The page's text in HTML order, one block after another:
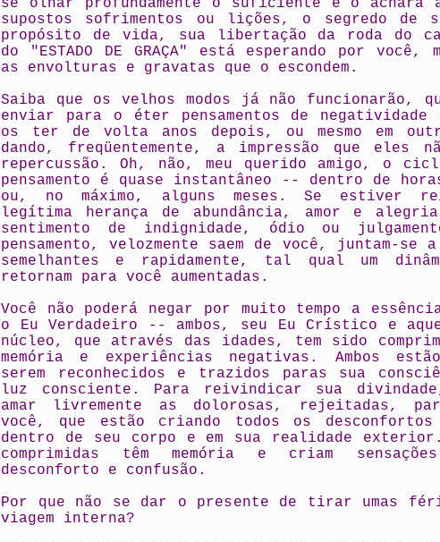
se olhar profundamente o suficiente e o achará
supostos sofrimentos ou lições, o segredo de
propósito de vida, sua libertação da roda do
do "ESTADO DE GRAÇA" está esperando por você,
as envolturas e gravatas que o escondem.
Saiba que os velhos modos já não funcionarão,
enviar para o éter pensamentos de negatividade
os ter de volta anos depois, ou mesmo em
dando, freqüentemente, a impressão que eles
repercussão. Oh, não, meu querido amigo, o
pensamento é quase instantâneo -- dentro de
ou, no máximo, alguns meses. Se estiver
legítima herança de abundância, amor e
sentimento de indignidade, ódio ou
pensamento, velozmente saem de você, juntam-se
semelhantes e rapidamente, tal qual um
retornam para você aumentadas.
Você não poderá negar por muito tempo a
o Eu Verdadeiro -- ambos, seu Eu Crístico e
núcleo, que através das idades, tem sido
memória e experiências negativas. Ambos
serem reconhecidos e trazidos paras sua
luz consciente. Para reivindicar sua
amar livremente as dolorosas, rejeitadas,
você, que estão criando todos os desconfortos
dentro de seu corpo e em sua realidade
comprimidas têm memória e criam
desconforto e confusão.
Por que não se dar o presente de tirar umas
viagem interna?